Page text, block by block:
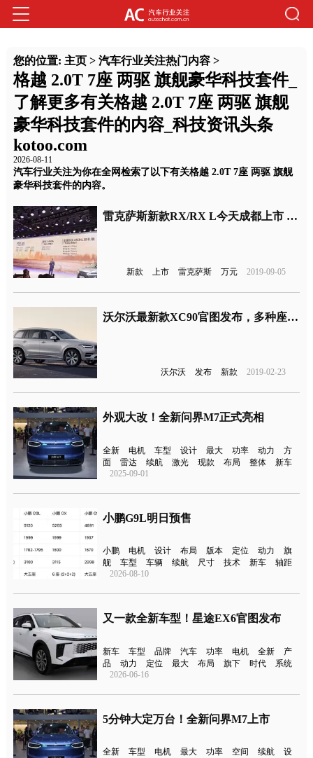
您的位置: 主页> 汽车行业关注热门内容>
格越 2.0T 7座 两驱 旗舰豪华科技套件_
了解更多有关格越 2.0T 7座 两驱 旗舰
豪华科技套件的内容_科技资讯头条
kotoo.com
2026-08-11
汽车行业关注为你在全网检索了以下有关格越 2.0T 7座 两驱 旗舰
豪华科技套件的内容。
雷克萨斯新款RX/RX L今天成都上市 指导价为39.8-79.9万元
新款 上市 雷克萨斯 万元 2019-09-05
沃尔沃最新款XC90官图发布，多种座椅布局科技配置升级
沃尔沃 发布 新款 2019-02-23
外观大改！全新问界M7正式亮相
全新 电机 车型 设计 最大 功率 动力
方
面
雷达 续航 激光 现款 布局 整体
新车
2025-09-01
小鹏G9L明日预售
小鹏 电机 设计 布局 版本 定位 动力
旗
舰
车型 车辆 续航 尺寸 技术 新车
轴距
2026-08-10
又一款全新车型！星途EX6官图发布
新车 车型 品牌 汽车 功率 电机 全新
产
品
动力 定位 最大 布局 旗下 时代
系统
2026-06-16
5分钟大定万台！全新问界M7上市
全新 车型 电机 最大 功率 空间 续航
设